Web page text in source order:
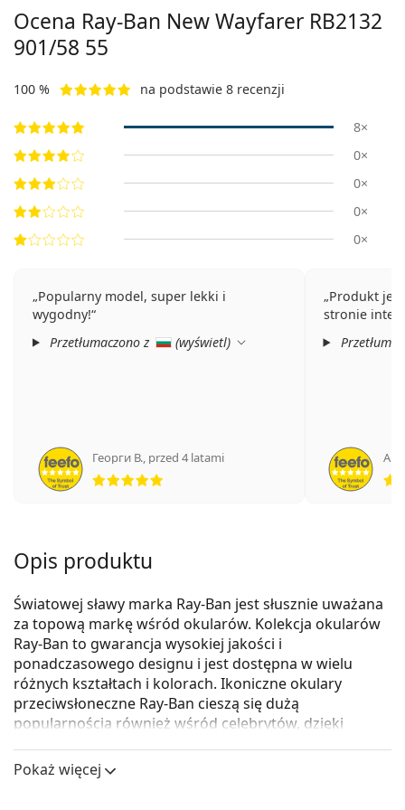
Ocena Ray-Ban New Wayfarer RB2132
901/58 55
100 % na podstawie 8 recenzji
8×
0×
0×
0×
0×
Popularny model, super lekki i
wygodny!
Przetłumaczono z
(wyświetl)
Георги В., przed 4 latami
Produkt
stronie
Opis produktu
Światowej sławy marka Ray-Ban jest słusznie uważana
za topową markę wśród okularów. Kolekcja okularów
Ray-Ban to gwarancja wysokiej jakości i
ponadczasowego designu i jest dostępna w wielu
różnych kształtach i kolorach. Ikoniczne okulary
przeciwsłoneczne Ray-Ban cieszą się dużą
popularnością również wśród celebrytów, dzięki
świat.
Pokaż więcej